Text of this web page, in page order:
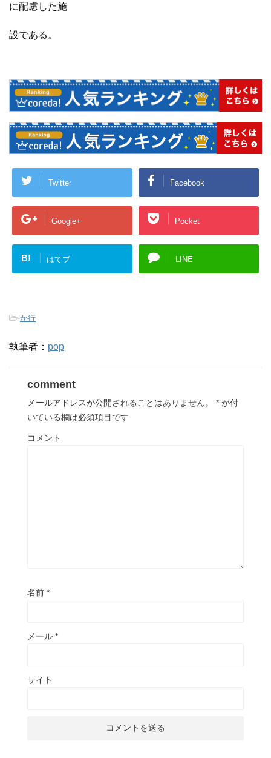
に配慮した施
設である。
Twitter Facebook
Google+ Pocket
B! はてブ LINE
-か行
執筆者： pop
comment
メールアドレスが公開されることはありません。 * が付
いている欄は必須項目です
コメント
名前 *
メール *
サイト